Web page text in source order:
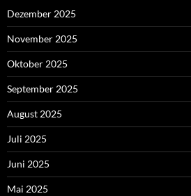
Dezember 2025
November 2025
Oktober 2025
September 2025
August 2025
Juli 2025
Juni 2025
Mai 2025